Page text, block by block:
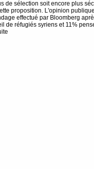
de sélection soit encore plus
proposition. L'opinion
effectué par Bloomberg
de réfugiés syriens et 11%